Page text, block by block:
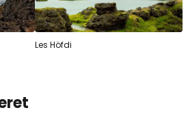
Les Höfdi